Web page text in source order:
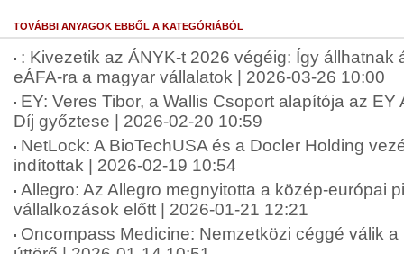
TOVÁBBI ANYAGOK EBBŐL A KATEGÓRIÁBÓL
: Kivezetik az ÁNYK-t 2026 végéig: Így állhatnak
eÁFA-ra a magyar vállalatok | 2026-03-26 10:00
EY: Veres Tibor, a Wallis Csoport alapítója az EY
Díj győztese | 2026-02-20 10:59
NetLock: A BioTechUSA és a Docler Holding
indítottak | 2026-02-19 10:54
Allegro: Az Allegro megnyitotta a közép-európai
vállalkozások előtt | 2026-01-21 12:21
Oncompass Medicine: Nemzetközi céggé válik